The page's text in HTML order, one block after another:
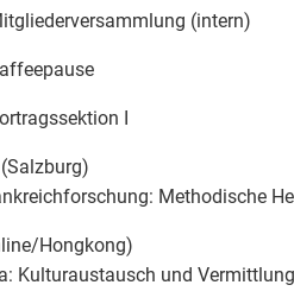
(intern)
I
Methodische
Hongkong)
Kulturaustausch und